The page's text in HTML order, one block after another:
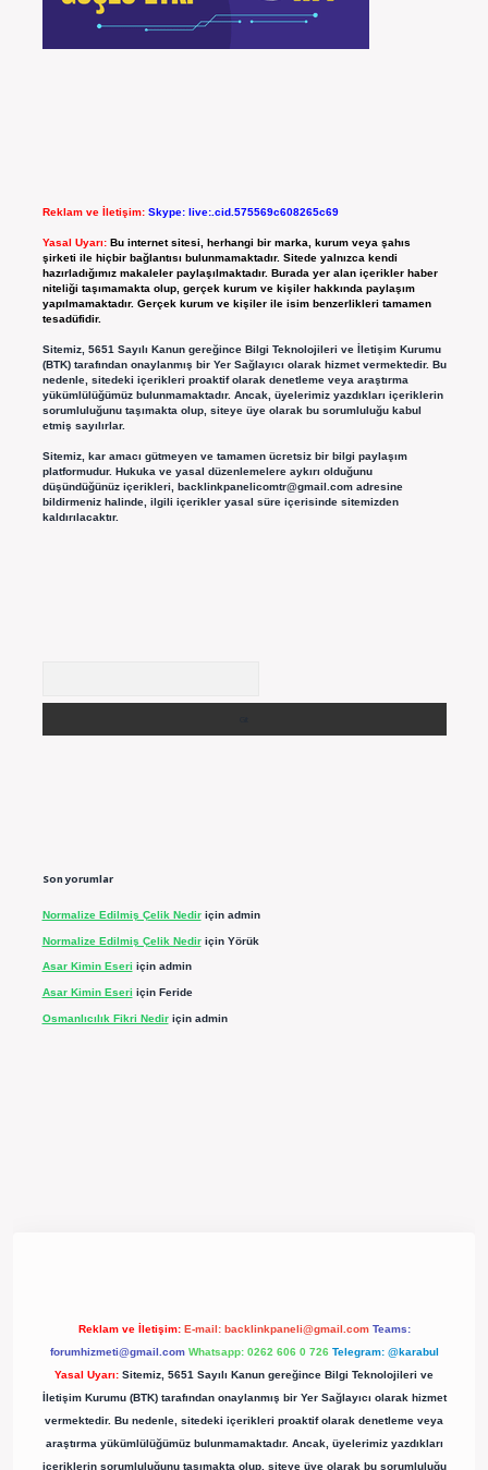
Reklam ve İletişim: Skype: live:.cid.575569c608265c69
Yasal Uyarı: Bu internet sitesi, herhangi bir marka, kurum veya şahıs
şirketi ile hiçbir bağlantısı bulunmamaktadır. Sitede yalnızca kendi
hazırladığımız makaleler paylaşılmaktadır. Burada yer alan içerikler haber
niteliği taşımamakta olup, gerçek kurum ve kişiler hakkında paylaşım
yapılmamaktadır. Gerçek kurum ve kişiler ile isim benzerlikleri tamamen
tesadüfidir.
Sitemiz, 5651 Sayılı Kanun gereğince Bilgi Teknolojileri ve İletişim Kurumu
(BTK) tarafından onaylanmış bir Yer Sağlayıcı olarak hizmet vermektedir. Bu
nedenle, sitedeki içerikleri proaktif olarak denetleme veya araştırma
yükümlülüğümüz bulunmamaktadır. Ancak, üyelerimiz yazdıkları içeriklerin
sorumluluğunu taşımakta olup, siteye üye olarak bu sorumluluğu kabul
etmiş sayılırlar.
Sitemiz, kar amacı gütmeyen ve tamamen ücretsiz bir bilgi paylaşım
platformudur. Hukuka ve yasal düzenlemelere aykırı olduğunu
düşündüğünüz içerikleri, backlinkpanelicomtr@gmail.comadresine
bildirmeniz halinde, ilgili içerikler yasal süre içerisinde sitemizden
kaldırılacaktır.
Son yorumlar
Normalize Edilmiş Çelik Nediriçin admin
Normalize Edilmiş Çelik Nediriçin Yörük
Asar Kimin Eseri için admin
Asar Kimin Eseri için Feride
Osmanlıcılık Fikri Nediriçin admin
Reklam ve İletişim: E-mail: backlinkpaneli@gmail.com Teams:
forumhizmeti@gmail.com Whatsapp: 0262 606 0 726 Telegram: @karabul
Yasal Uyarı: Sitemiz, 5651 Sayılı Kanun gereğince Bilgi Teknolojileri ve
İletişim Kurumu (BTK) tarafından onaylanmış bir Yer Sağlayıcı olarak hizmet
vermektedir. Bu nedenle, sitedeki içerikleri proaktif olarak denetleme veya
araştırma yükümlülüğümüz bulunmamaktadır. Ancak, üyelerimiz yazdıkları
içeriklerin sorumluluğunu taşımakta olup, siteye üye olarak bu sorumluluğu